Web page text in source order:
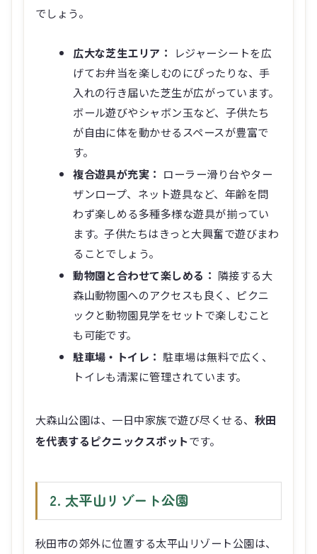
でしょう。
広大な芝生エリア： レジャーシートを広
げてお弁当を楽しむのにぴったりな、手
入れの行き届いた芝生が広がっています。
ボール遊びやシャボン玉など、子供たち
が自由に体を動かせるスペースが豊富で
す。
複合遊具が充実： ローラー滑り台やター
ザンロープ、ネット遊具など、年齢を問
わず楽しめる多種多様な遊具が揃ってい
ます。子供たちはきっと大興奮で遊びまわ
ることでしょう。
動物園と合わせて楽しめる： 隣接する大
森山動物園へのアクセスも良く、ピクニ
ックと動物園見学をセットで楽しむこと
も可能です。
駐車場・トイレ： 駐車場は無料で広く、
トイレも清潔に管理されています。
大森山公園は、一日中家族で遊び尽くせる、 秋田
を代表するピクニックスポットです。
2. 太平山リゾート公園
秋田市の郊外に位置する太平山リゾート公園は、